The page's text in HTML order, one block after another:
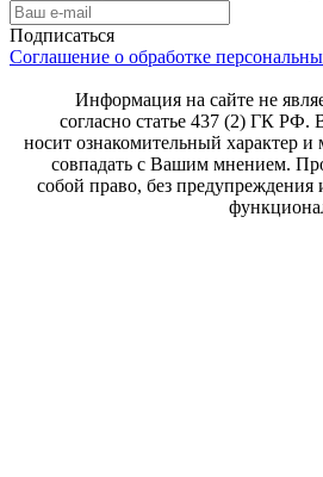
Подписаться
Соглашение о обработке
Информация на сайте не
согласно статье 437 (2) ГК РФ.
носит ознакомительный характер и
совпадать с Вашим мнением.
собой право, без